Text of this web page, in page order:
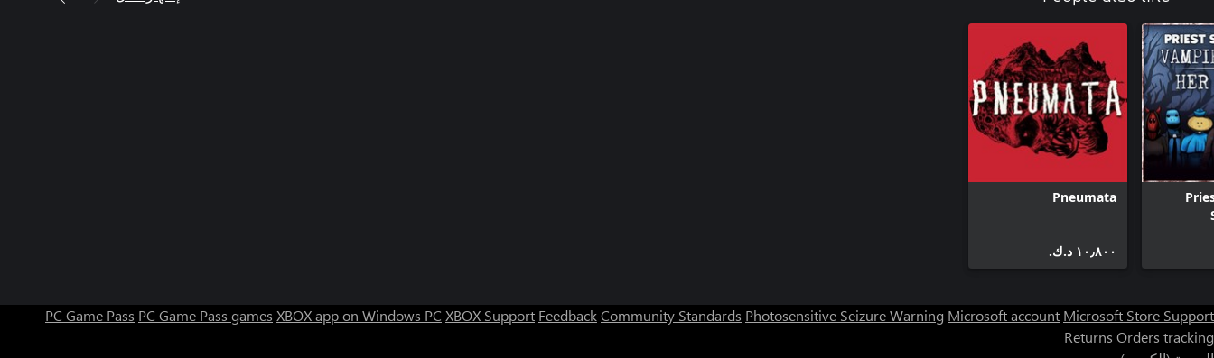
Pneumata
١٠٫٨٠٠ د.ك.‏
PC Game Pass PC Game Pass games XBOX app on Windows PC XBOX Support FeedbackCommunity Standards Photosensitive Seizure Warning Microsoft account Microsoft Store Support
Returns Orders tracking